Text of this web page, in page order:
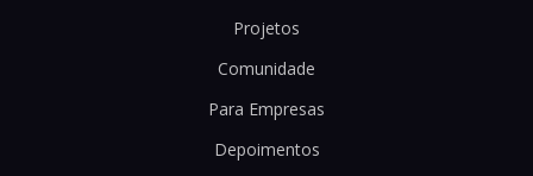
Projetos
Comunidade
Para Empresas
Depoimentos